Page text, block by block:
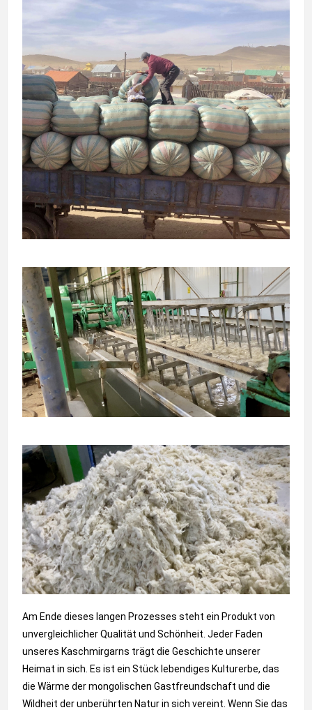
Am Ende dieses langen Prozesses steht ein Produkt von
unvergleichlicher Qualität und Schönheit. Jeder Faden
unseres Kaschmirgarns trägt die Geschichte unserer
Heimat in sich. Es ist ein Stück lebendiges Kulturerbe, das
die Wärme der mongolischen Gastfreundschaft und die
Wildheit der unberührten Natur in sich vereint. Wenn Sie das